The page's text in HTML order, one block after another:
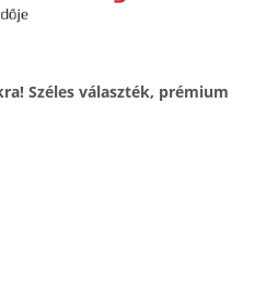
Széles választék, prémium